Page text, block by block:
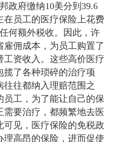
政府缴纳10美分到39.6
在员工的医疗保险上花费
何额外税收。因此，许
佣成本，为员工购置了
资收入。这些高价医疗
了各种琐碎的治疗项
往往都纳入理赔范围之
员工，为了能让自己的保
需要治疗，都频繁地去医
可见，医疗保险的免税政
高昂的保险，进而促使